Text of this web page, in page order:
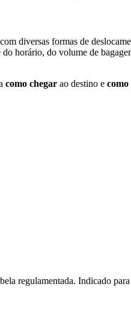
diversas formas de
horário, do volume de
como chegar ao destino e como
regulamentada. Indicado